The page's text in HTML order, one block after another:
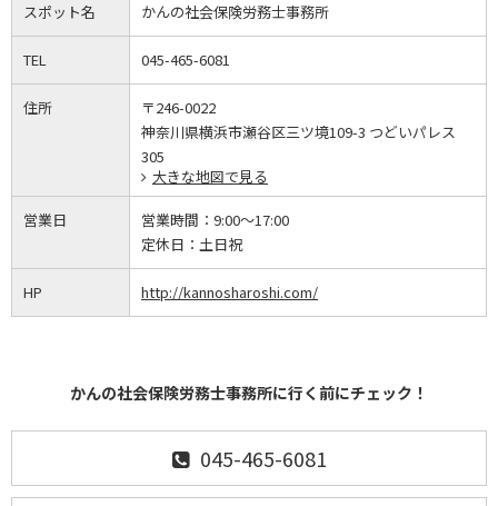
スポット名 かんの社会保険労務士事務所
TEL 045-465-6081
住所
〒246-0022
神奈川県横浜市瀬谷区三ツ境109-3 つどいパレス
305
大きな地図で見る
営業日 営業時間： 9:00～17:00
定休日： 土日祝
HP http://kannosharoshi.com/
かんの社会保険労務士事務所に行く前にチェック！
045-465-6081